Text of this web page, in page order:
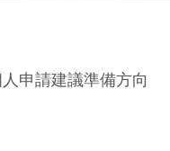
申請建議準備方向